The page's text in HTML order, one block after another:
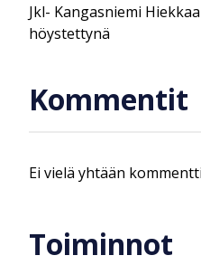
Jkl- Kangasniemi
höystettynä
Kommentit
Ei vielä yhtään
Toiminnot